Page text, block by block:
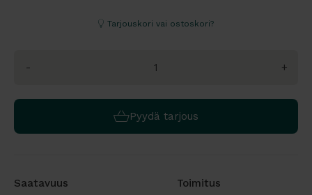
Tarjouskori vai ostoskori?
- +
Pyydä tarjous
Saatavuus Toimitus